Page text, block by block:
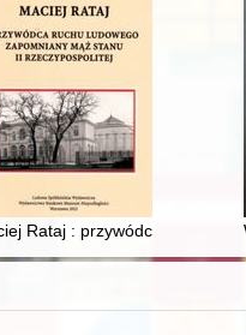
Świecianowski i jego
Rataj : przywódca ruchu